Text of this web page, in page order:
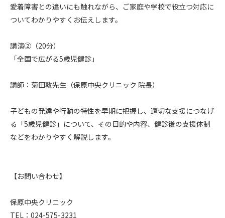
愛着障害との違いにも触れながら、ご家庭や学校で役立つ対応に
ついてわかりやすくお伝えします。
講演②（20分）
「全国で広がる5歳児健診」
講師：菊田敦先生（保原中央クリニック 院長）
子どもの発達や行動の特性を早期に把握し、適切な支援につなげ
る「5歳児健診」について、その目的や内容、健診後の支援体制
などをわかりやすく解説します。
【お問い合わせ】
保原中央クリニック
TEL：024-575-3231